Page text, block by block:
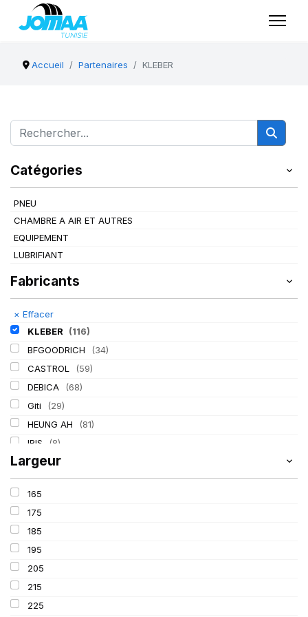
Accueil Partenaires KLEBER
Catégories
PNEU
CHAMBRE A AIR ET AUTRES
EQUIPEMENT
LUBRIFIANT
Fabricants
× Effacer
KLEBER
(116)
BFGOODRICH
(34)
CASTROL
(59)
DEBICA
(68)
Giti
(29)
HEUNG AH
(81)
IRIS
(8)
ITALMATIC
LASSA (174)
LING LONG
MICHELIN
MITAS
Mondolfo ferro
PIRELLI
PROMETEON
SCHRADER
Largeur
165
175
185
195
205
215
225